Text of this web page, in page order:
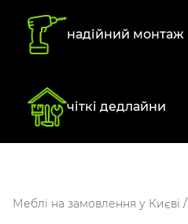
надійний монтаж
чіткі дедлайни
Меблі на замовлення у Києві /